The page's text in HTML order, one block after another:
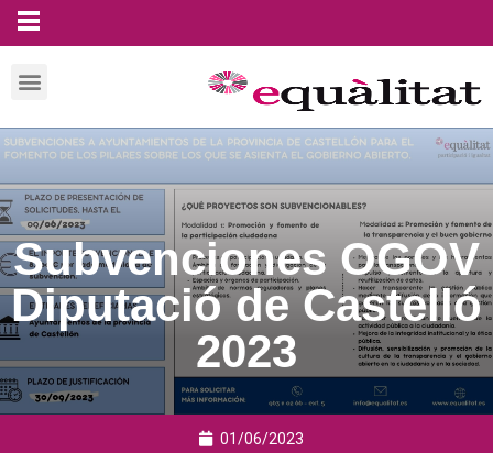
Subvenciones OGOV
Diputació de Castelló
2023
01/06/2023